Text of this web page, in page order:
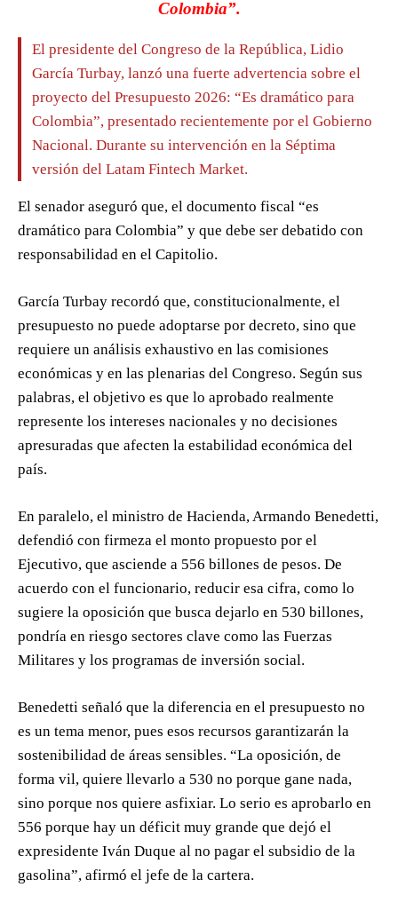
Colombia”.
El presidente del Congreso de la República, Lidio
García Turbay, lanzó una fuerte advertencia sobre el
proyecto del Presupuesto 2026: “Es dramático para
Colombia”, presentado recientemente por el Gobierno
Nacional. Durante su intervención en la Séptima
versión del Latam Fintech Market.
El senador aseguró que, el documento fiscal “es
dramático para Colombia” y que debe ser debatido con
responsabilidad en el Capitolio.
García Turbay recordó que, constitucionalmente, el
presupuesto no puede adoptarse por decreto, sino que
requiere un análisis exhaustivo en las comisiones
económicas y en las plenarias del Congreso. Según sus
palabras, el objetivo es que lo aprobado realmente
represente los intereses nacionales y no decisiones
apresuradas que afecten la estabilidad económica del
país.
En paralelo, el ministro de Hacienda, Armando Benedetti,
defendió con firmeza el monto propuesto por el
Ejecutivo, que asciende a 556 billones de pesos. De
acuerdo con el funcionario, reducir esa cifra, como lo
sugiere la oposición que busca dejarlo en 530 billones,
pondría en riesgo sectores clave como las Fuerzas
Militares y los programas de inversión social.
Benedetti señaló que la diferencia en el presupuesto no
es un tema menor, pues esos recursos garantizarán la
sostenibilidad de áreas sensibles. “La oposición, de
forma vil, quiere llevarlo a 530 no porque gane nada,
sino porque nos quiere asfixiar. Lo serio es aprobarlo en
556 porque hay un déficit muy grande que dejó el
expresidente Iván Duque al no pagar el subsidio de la
gasolina”, afirmó el jefe de la cartera.